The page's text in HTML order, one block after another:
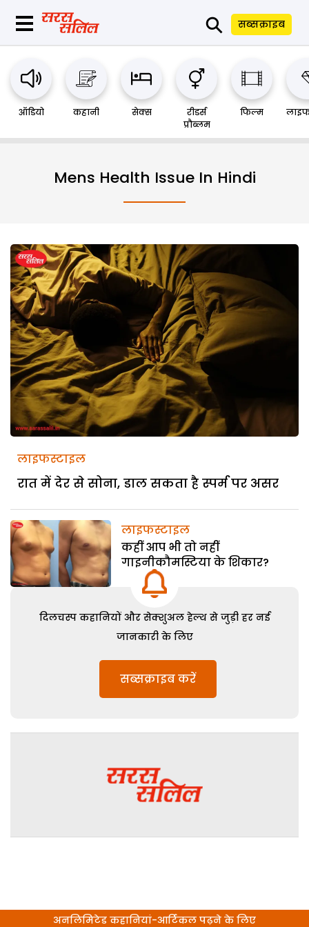
⚲ सब्सक्राइब
ऑडियो कहानी सेक्स
रीडर्स
प्रौब्लम
फिल्म
Mens Health Issue In Hindi
लाइफस्टाइल
रात में देर से सोना, डाल सकता है स्पर्म पर असर
लाइफस्टाइल
कहीं आप भी तो नहीं
गाइनीकौमस्टिया के शिकार?
दिलचस्प कहानियों और सेक्शुअल हेल्थ से जुड़ी हर नई
जानकारी के लिए
सब्सक्राइब करें
अनलिमिटेड कहानियां-आर्टिकल पढ़ने के लिए